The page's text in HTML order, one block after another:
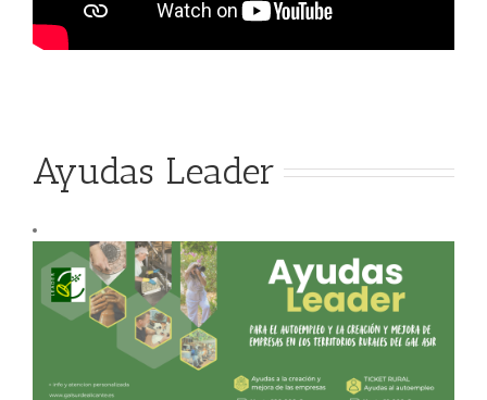
Ayudas Leader